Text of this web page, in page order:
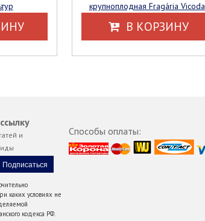
крупноплодная Fragária Vicoda
В КОРЗИНУ
и
каких условиях не
кодекса РФ.
Способы оплаты: